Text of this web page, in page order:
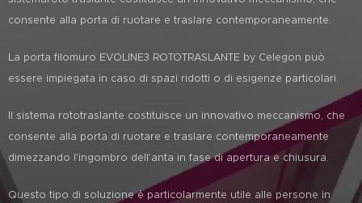
consente alla porta di ruotare e traslare contemporaneamente.
La porta filomuro EVOLINE3 ROTOTRASLANTE by Celegon può
essere impiegata in caso di spazi ridotti o di esigenze particolari.
Il sistema rototraslante costituisce un innovativo meccanismo, che
consente alla porta di ruotare e traslare contemporaneamente
dimezzando l'ingombro dell'anta in fase di apertura e chiusura.
Questo tipo di soluzione è particolarmente utile alle persone in